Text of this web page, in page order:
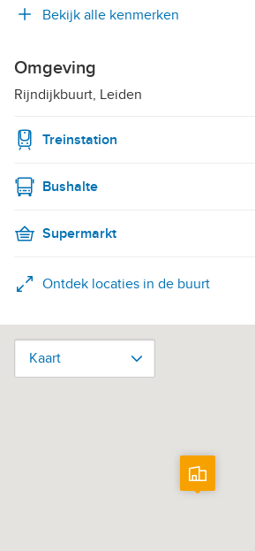
Bekijk alle kenmerken
Omgeving
Rijndijkbuurt, Leiden
Treinstation
Bushalte
Supermarkt
Ontdek locaties in de buurt
Kaart
Kaart